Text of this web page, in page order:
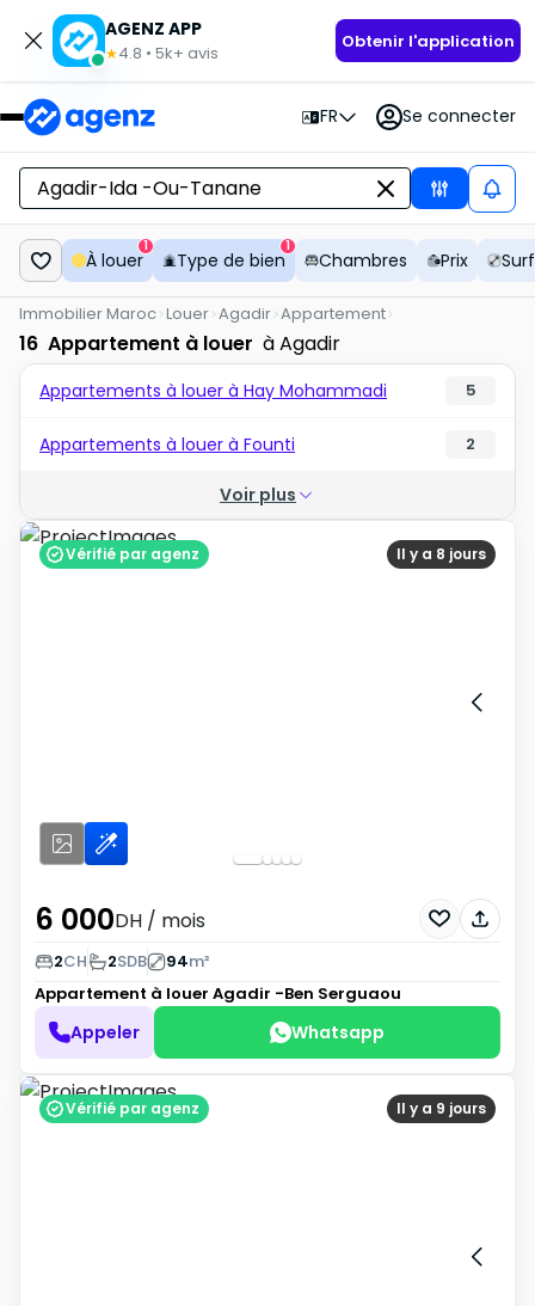
AGENZ APP
★4.8 • 5k+ avis
Obtenir l'application
FR Se connecter
À louer
1
Type de bien
1
Chambres Prix
Immobilier Maroc Louer Agadir Appartement
16 Appartement à louer à Agadir
Appartements à louer à Hay Mohammadi 5
Appartements à louer à Founti 2
Voir plus
Il y a 8 jours
Vérifié par agenz
6 000DH / mois
2CH 2SDB 94m²
Appartement à louer Agadir -Ben Serguaou
Appeler Whatsapp
Il y a 9 jours
Vérifié par agenz